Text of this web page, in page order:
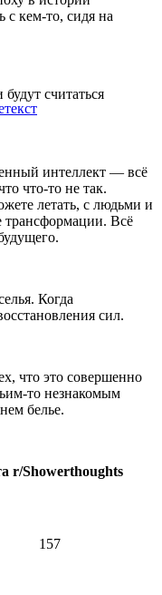
с кем-то, сидя на
считаться
интеллект — всё
что-то не так.
летать, с людьми и
трансформации. Всё
Когда
сил.
что это совершенно
то незнакомым
белье.
r/Showerthoughts
текст
157